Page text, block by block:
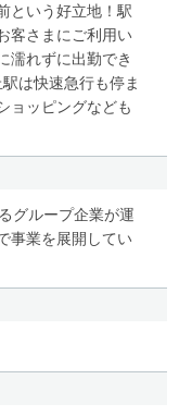
という好立地！駅
客さまにご利用い
濡れずに出勤でき
は快速急行も停ま
ョッピングなども
グループ企業が運
事業を展開してい